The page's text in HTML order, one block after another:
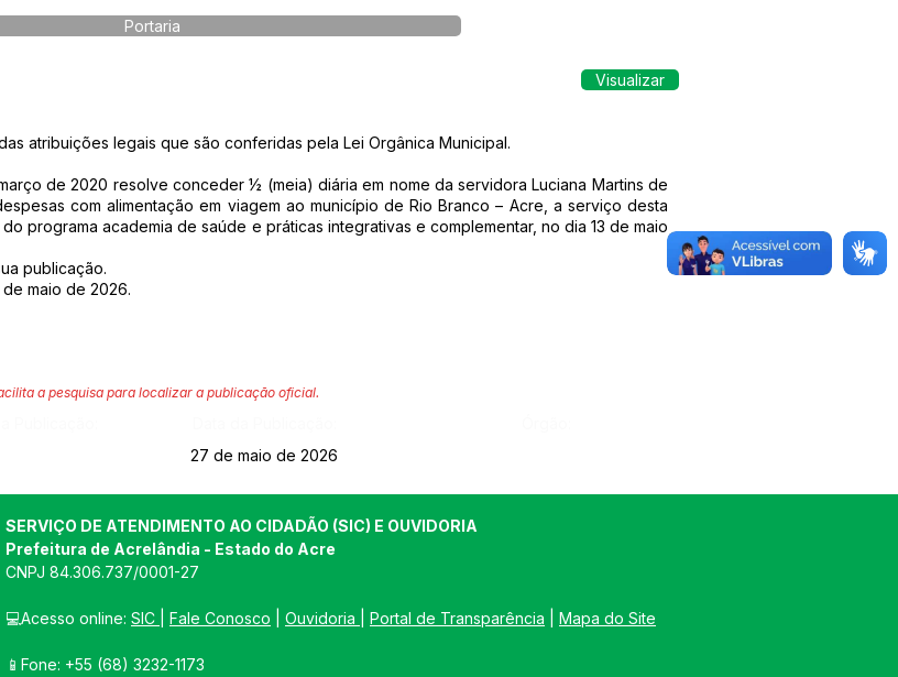
Portaria
Visualizar
atribuições legais que são conferidas pela Lei Orgânica Municipal.
de 2020 resolve conceder ½ (meia) diária em nome da servidora Luciana Martins de
com alimentação em viagem ao município de Rio Branco – Acre, a serviço desta
programa academia de saúde e práticas integrativas e complementar, no dia 13 de maio
publicação.
maio de 2026.
a pesquisa para localizar a publicação oficial.
27 de maio de 2026
SERVIÇO DE ATENDIMENTO AO CIDADÃO (SIC) E OUVIDORIA
Prefeitura de Acrelândia - Estado do Acre
CNPJ 84.306.737/0001-27
💻Acesso online: SIC Fale Conosco Ouvidoria Portal de Transparência Mapa do Site
📱Fone: +55 (68) 3232-1173